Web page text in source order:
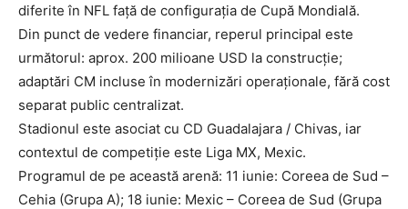
diferite în NFL față de configurația de Cupă Mondială.
Din punct de vedere financiar, reperul principal este
următorul: aprox. 200 milioane USD la construcție;
adaptări CM incluse în modernizări operaționale, fără cost
separat public centralizat.
Stadionul este asociat cu CD Guadalajara / Chivas, iar
contextul de competiție este Liga MX, Mexic.
Programul de pe această arenă: 11 iunie: Coreea de Sud –
Cehia (Grupa A); 18 iunie: Mexic – Coreea de Sud (Grupa